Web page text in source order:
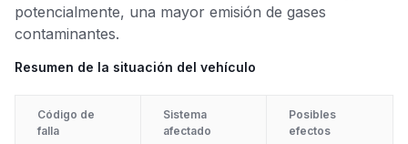
potencialmente, una mayor emisión de gases
contaminantes.
Resumen de la situación del vehículo
Código de
falla
Sistema
afectado
Posibles
efectos